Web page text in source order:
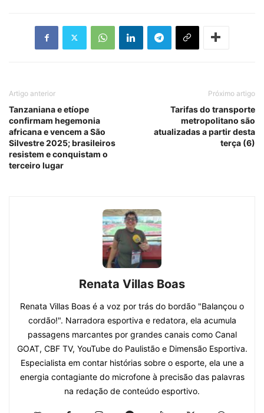
Artigo anterior
Tanzaniana e etíope
confirmam hegemonia
africana e vencem a São
Silvestre 2025; brasileiros
resistem e conquistam o
terceiro lugar
Próximo artigo
Tarifas do transporte
metropolitano são
atualizadas a partir desta
terça (6)
Renata Villas Boas
​Renata Villas Boas é a voz por trás do bordão "Balançou o
cordão!". Narradora esportiva e redatora, ela acumula
passagens marcantes por grandes canais como Canal
GOAT, CBF TV, YouTube do Paulistão e Dimensão Esportiva.
Especialista em contar histórias sobre o esporte, ela une a
energia contagiante do microfone à precisão das palavras
na redação de conteúdo esportivo.